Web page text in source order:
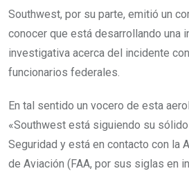
Southwest, por su parte, emitió un
conocer que está desarrollando una
investigativa acerca del incidente
funcionarios federales.
En tal sentido un vocero de esta
«Southwest está siguiendo su
Seguridad y está en contacto con la
de Aviación (FAA, por sus siglas en